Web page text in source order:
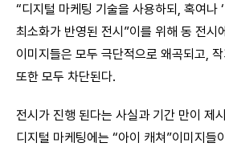
“디지털 마케팅 기술을 사용하되, 혹여나
최소화가 반영된 전시”이를 위해 동 전시
이미지들은 모두 극단적으로 왜곡되고,
또한 모두 차단된다.
전시가 진행 된다는 사실과 기간 만이 제
디지털 마케팅에는 “아이 캐쳐”이미지들